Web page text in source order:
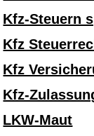
Kfz-Steuern
Kfz
Kfz
Kfz-
LKW-Maut